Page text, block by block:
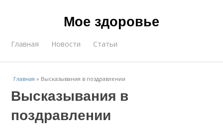
Мое здоровье
Главная Новости Статьи
Главная » Высказывания в поздравлении
Высказывания в
поздравлении